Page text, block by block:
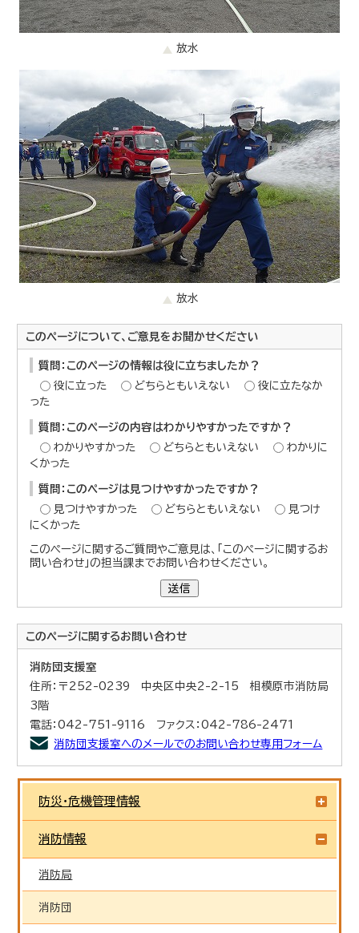
放水
放水
このページについて、ご意見をお聞かせください
質問：このページの情報は役に立ちましたか？
役に立った
どちらともいえない
役に立たなか
った
質問：このページの内容はわかりやすかったですか？
わかりやすかった
どちらともいえない
わかりに
くかった
質問：このページは見つけやすかったですか？
見つけやすかった
どちらともいえない
見つけ
にくかった
このページに関するご質問やご意見は、「このページに関するお
問い合わせ」の担当課までお問い合わせください。
送信
このページに関するお問い合わせ
消防団支援室
住所：〒252-0239 中央区中央2-2-15 相模原市消防局
3階
電話：042-751-9116 ファクス：042-786-2471
消防団支援室へのメールでのお問い合わせ専用フォーム
防災・危機管理情報
消防情報
消防局
消防団